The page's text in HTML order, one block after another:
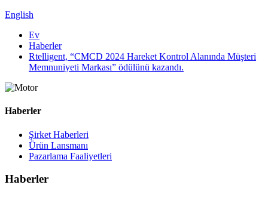
English
Ev
Haberler
Rtelligent, “CMCD 2024 Hareket Kontrol Alanında Müşteri
Memnuniyeti Markası” ödülünü kazandı.
Haberler
Şirket Haberleri
Ürün Lansmanı
Pazarlama Faaliyetleri
Haberler